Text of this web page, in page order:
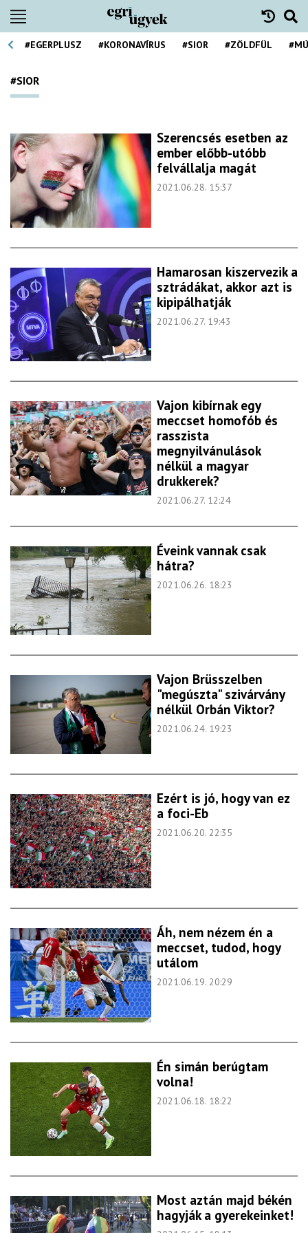
#EGERPLUSZ #KORONAVÍRUS #SIOR #ZÖLDFÜL
#SIOR
Szerencsés esetben az
ember előbb-utóbb
felvállalja magát
2021.06.28. 15:37
Hamarosan kiszervezik a
sztrádákat, akkor azt is
kipipálhatják
2021.06.27. 19:43
Vajon kibírnak egy
meccset homofób és
rasszista
megnyilvánulások
nélkül a magyar
drukkerek?
2021.06.27. 12:24
Éveink vannak csak
hátra?
2021.06.26. 18:23
Vajon Brüsszelben
"megúszta" szivárvány
nélkül Orbán Viktor?
2021.06.24. 19:23
Ezért is jó, hogy van ez
a foci-Eb
2021.06.20. 22:35
Áh, nem nézem én a
meccset, tudod, hogy
utálom
2021.06.19. 20:29
Én simán berúgtam
volna!
2021.06.18. 18:22
Most aztán majd békén
hagyják a gyerekeinket!